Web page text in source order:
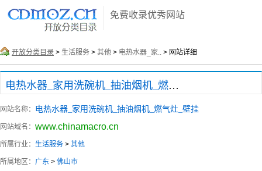
免费收录优秀网站
开放分类目录 > 生活服务 > 其他 > 电热水器_家.. > 网站详细
电热水器_家用洗碗机_抽油烟机_燃气灶_壁挂
网站名称： 电热水器_家用洗碗机_抽油烟机_燃气灶_壁挂
网站域名： www.chinamacro.cn
所属行业： 生活服务 > 其他
所属地区： 广东 > 佛山市